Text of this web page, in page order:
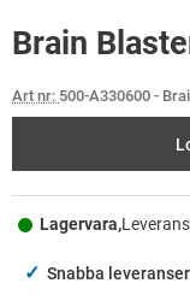
Brain
Art nr: 500-A330600 -
Lagervara,
✓ Snabba leveranser